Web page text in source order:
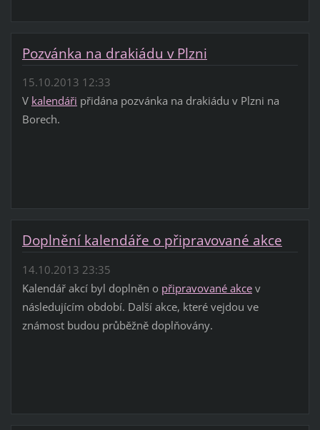
Pozvánka na drakiádu v Plzni
15.10.2013 12:33
V kalendáři přidána pozvánka na drakiádu v Plzni na
Borech.
Doplnění kalendáře o připravované akce
14.10.2013 23:35
Kalendář akcí byl doplněn o připravované akcev
následujícím období. Další akce, které vejdou ve
známost budou průběžně doplňovány.